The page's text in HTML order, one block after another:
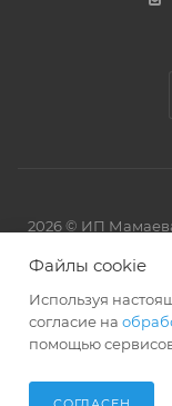
2026 © ИП
Файлы cookie
Используя
согласие на
помощью